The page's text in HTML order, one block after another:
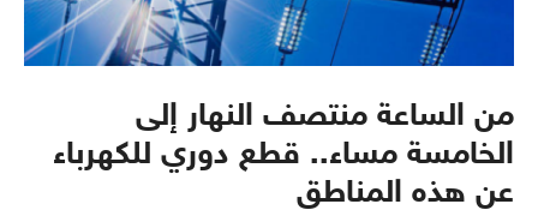
من الساعة منتصف النهار إلى
الخامسة مساء.. قطع دوري للكهرباء
عن هذه المناطق